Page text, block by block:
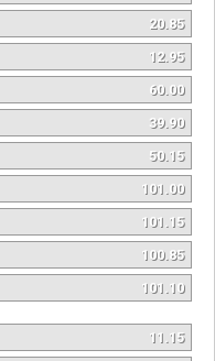
20.85
12.95
60.00
39.90
50.15
101.00
101.15
100.85
101.10
11.15